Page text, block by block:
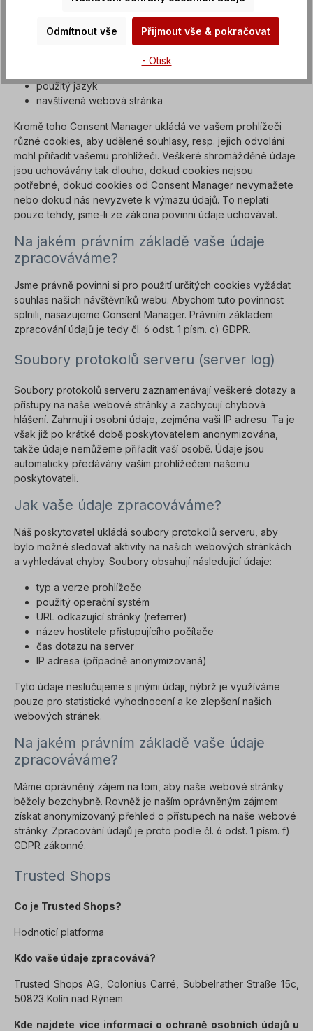
Manager s dotazem na souhlas, jsou tomuto podniku předány
následující údaje:
vaše IP adresa (z níž je navíc zjišťována vaše země)
použitý jazyk
navštívená webová stránka
Kromě toho Consent Manager ukládá ve vašem prohlížeči
různé cookies, aby udělené souhlasy, resp. jejich odvolání
mohl přiřadit vašemu prohlížeči. Veškeré shromážděné údaje
jsou uchovávány tak dlouho, dokud cookies nejsou
potřebné, dokud cookies od Consent Manager nevymažete
nebo dokud nás nevyzvete k výmazu údajů. To neplatí
pouze tehdy, jsme-li ze zákona povinni údaje uchovávat.
Na jakém právním základě vaše údaje
zpracováváme?
Jsme právně povinni si pro použití určitých cookies vyžádat
souhlas našich návštěvníků webu. Abychom tuto povinnost
splnili, nasazujeme Consent Manager. Právním základem
zpracování údajů je tedy čl. 6 odst. 1 písm. c) GDPR.
Soubory protokolů serveru (server log)
Soubory protokolů serveru zaznamenávají veškeré dotazy a
přístupy na naše webové stránky a zachycují chybová
hlášení. Zahrnují i osobní údaje, zejména vaši IP adresu. Ta je
však již po krátké době poskytovatelem anonymizována,
takže údaje nemůžeme přiřadit vaší osobě. Údaje jsou
automaticky předávány vaším prohlížečem našemu
poskytovateli.
Jak vaše údaje zpracováváme?
Náš poskytovatel ukládá soubory protokolů serveru, aby
bylo možné sledovat aktivity na našich webových stránkách
a vyhledávat chyby. Soubory obsahují následující údaje:
typ a verze prohlížeče
použitý operační systém
URL odkazující stránky (referrer)
název hostitele přistupujícího počítače
čas dotazu na server
IP adresa (případně anonymizovaná)
Tyto údaje neslučujeme s jinými údaji, nýbrž je využíváme
pouze pro statistické vyhodnocení a ke zlepšení našich
webových stránek.
Na jakém právním základě vaše údaje
zpracováváme?
Máme oprávněný zájem na tom, aby naše webové stránky
běžely bezchybně. Rovněž je naším oprávněným zájmem
získat anonymizovaný přehled o přístupech na naše webové
stránky. Zpracování údajů je proto podle čl. 6 odst. 1 písm. f)
GDPR zákonné.
Trusted Shops
Co je Trusted Shops?
Hodnoticí platforma
Kdo vaše údaje zpracovává?
Trusted Shops AG, Colonius Carré, Subbelrather Straße 15c,
50823 Kolín nad Rýnem
Kde najdete více informací o ochraně osobních údajů u
Odmítnout vše Přijmout vše & pokračovat
- Otisk